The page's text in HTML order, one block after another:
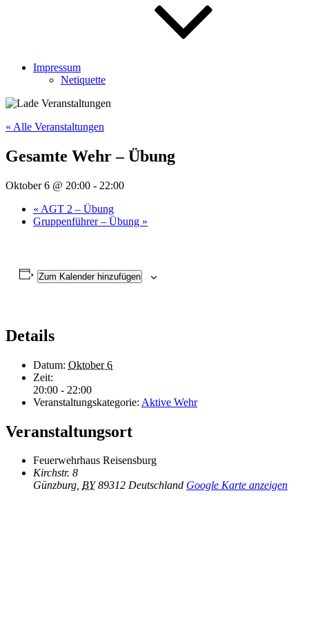
Impressum
Netiquette
« Alle Veranstaltungen
Gesamte Wehr – Übung
Oktober 6 @ 20:00 - 22:00
« AGT 2 – Übung
Gruppenführer – Übung »
Zum Kalender hinzufügen
Details
Datum: Oktober 6
Zeit:
20:00 - 22:00
Veranstaltungskategorie: Aktive Wehr
Veranstaltungsort
Feuerwehrhaus Reisensburg
Kirchstr. 8
Günzburg, BY 89312 Deutschland Google Karte anzeigen